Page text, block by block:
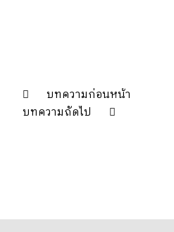
บทความก่อนหน้า
บทความถัดไป